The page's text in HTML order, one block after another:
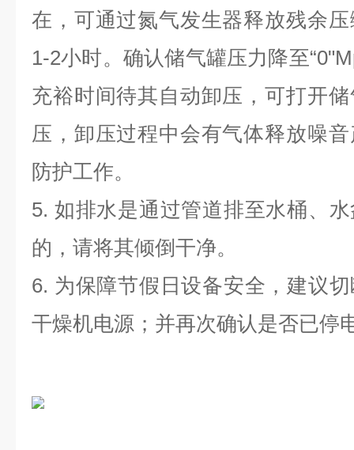
在，可通过氮气发生器释放残余
1-2小时。确认储气罐压力降至
充裕时间待其自动卸压，可打开
压，卸压过程中会有气体释放噪
防护工作。
5. 如排水是通过管道排至水桶、
的，请将其倾倒干净。
6. 为保障节假日设备安全，建议
干燥机电源；并再次确认是否已停